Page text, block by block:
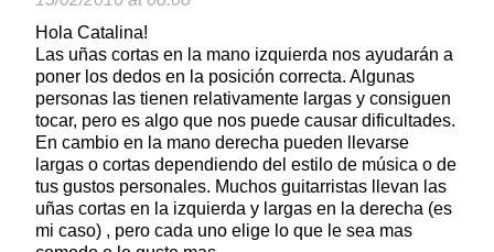
Hola Catalina!
Las uñas cortas en la mano izquierda nos ayudarán a
poner los dedos en la posición correcta. Algunas
personas las tienen relativamente largas y consiguen
tocar, pero es algo que nos puede causar dificultades.
En cambio en la mano derecha pueden llevarse
largas o cortas dependiendo del estilo de música o de
tus gustos personales. Muchos guitarristas llevan las
uñas cortas en la izquierda y largas en la derecha (es
mi caso) , pero cada uno elige lo que le sea mas